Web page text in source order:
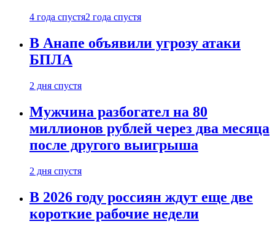
4 года спустя2 года спустя
В Анапе объявили угрозу атаки
БПЛА
2 дня спустя
Мужчина разбогател на 80
миллионов рублей через два месяца
после другого выигрыша
2 дня спустя
В 2026 году россиян ждут еще две
короткие рабочие недели